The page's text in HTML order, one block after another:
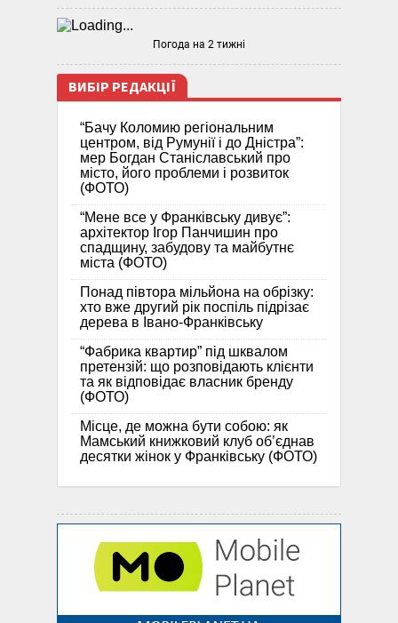
Погода на 2 тижні
ВИБІР РЕДАКЦІЇ
“Бачу Коломию регіональним
центром, від Румунії і до Дністра”:
мер Богдан Станіславський про
місто, його проблеми і розвиток
(ФОТО)
“Мене все у Франківську дивує”:
архітектор Ігор Панчишин про
спадщину, забудову та майбутнє
міста (ФОТО)
Понад півтора мільйона на обрізку:
хто вже другий рік поспіль підрізає
дерева в Івано-Франківську
“Фабрика квартир” під шквалом
претензій: що розповідають клієнти
та як відповідає власник бренду
(ФОТО)
Місце, де можна бути собою: як
Мамський книжковий клуб об’єднав
десятки жінок у Франківську (ФОТО)